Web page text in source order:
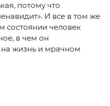
потому что
И все в том же
состоянии человек
в чем он
на жизнь и мрачном